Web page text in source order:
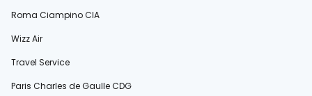
Roma Ciampino CIA
Wizz Air
Travel Service
Paris Charles de Gaulle CDG